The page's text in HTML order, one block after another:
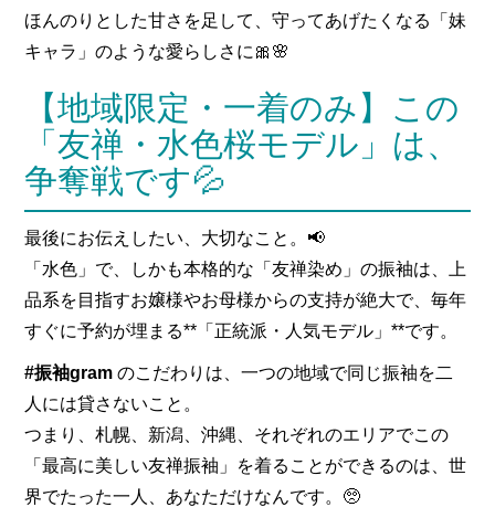
ほんのりとした甘さを足して、守ってあげたくなる「妹
キャラ」のような愛らしさに🎀🌸
【地域限定・一着のみ】この
「友禅・水色桜モデル」は、
争奪戦です💦
最後にお伝えしたい、大切なこと。📢
「水色」で、しかも本格的な「友禅染め」の振袖は、上
品系を目指すお嬢様やお母様からの支持が絶大で、毎年
すぐに予約が埋まる**「正統派・人気モデル」**です。
#振袖gram のこだわりは、一つの地域で同じ振袖を二
人には貸さないこと。
つまり、札幌、新潟、沖縄、それぞれのエリアでこの
「最高に美しい友禅振袖」を着ることができるのは、世
界でたった一人、あなただけなんです。🥺